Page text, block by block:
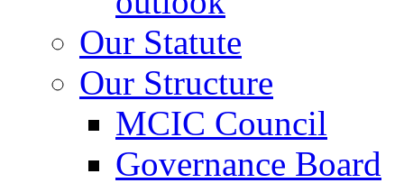
Our Statute
Our Structure
MCIC Council
Governance Board